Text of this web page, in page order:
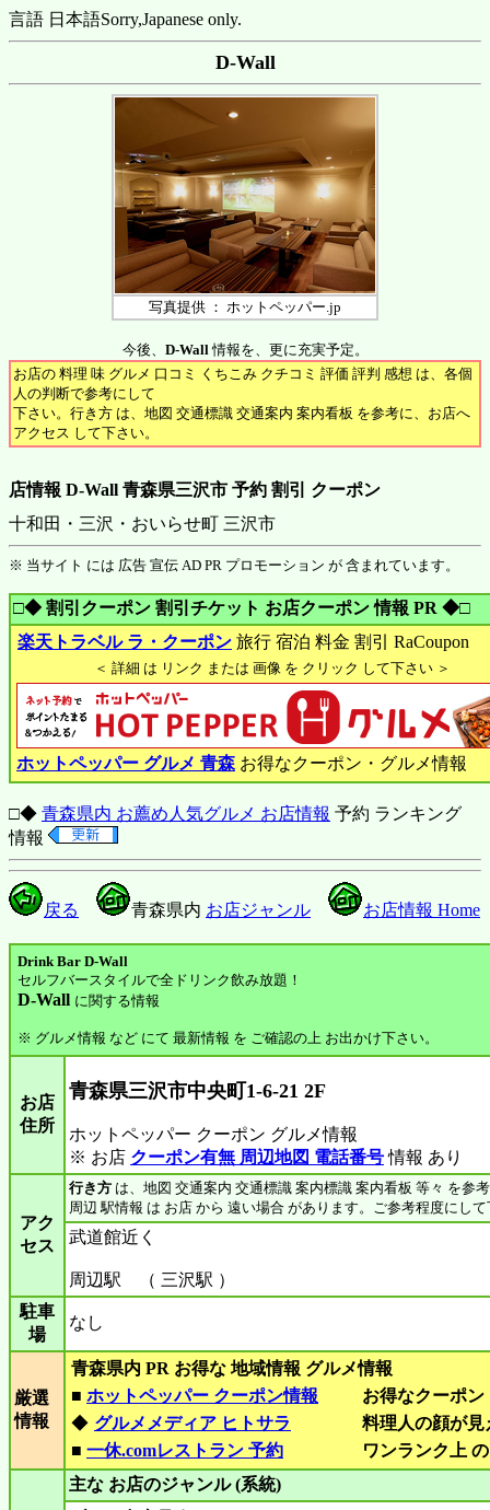
言語 日本語Sorry,Japanese only.
D-Wall
写真提供 ： ホットペッパー.jp
今後、 D-Wall情報を、更に充実予定。
お店の 料理 味 グルメ 口コミ くちこみ クチコミ 評価 評判 感想 は、各個
人の判断で参考にして
下さい。行き方 は、地図 交通標識 交通案内 案内看板 を参考に、お店へ
アクセス して下さい。
店情報 D-Wall 青森県三沢市 予約 割引 クーポン
十和田・三沢・おいらせ町 三沢市
※ 当サイト には 広告 宣伝 AD PR プロモーション が 含まれています。
□◆ 割引クーポン 割引チケット お店クーポン 情報 PR ◆□
楽天トラベル ラ・クーポン 旅行 宿泊 料金 割引 RaCoupon
＜ 詳細 は リンク または 画像 を クリック して下さい ＞
ホットペッパー グルメ 青森お得なクーポン・グルメ情報
□◆ 青森県内 お薦め人気グルメ お店情報 予約 ランキング
情報
戻る 青森県内 お店ジャンル お店情報 Home
Drink Bar D-Wall
セルフバースタイルで全ドリンク飲み放題！
D-Wall に関する情報
※ グルメ情報 など にて 最新情報 を ご確認の上 お出かけ下さい。
お店
住所
青森県三沢市中央町1-6-21 2F
ホットペッパー クーポン グルメ情報
※ お店 クーポン有無 周辺地図 電話番号情報 あり
アク
セス
行き方 は、地図 交通案内 交通標識 案内標識 案内看板 等々 を参
周辺 駅情報 は お店 から 遠い場合 があります。ご参考程度にし
武道館近く
周辺駅 （ 三沢駅 ）
駐車
場
なし
厳選
情報
青森県内 PR お得な 地域情報 グルメ情報
■ ホットペッパー クーポン情報
お得なクーポ
◆ グルメメディア ヒトサラ
料理人の顔が
■ 一休.comレストラン 予約 ワンランク上
主な お店のジャンル (系統)